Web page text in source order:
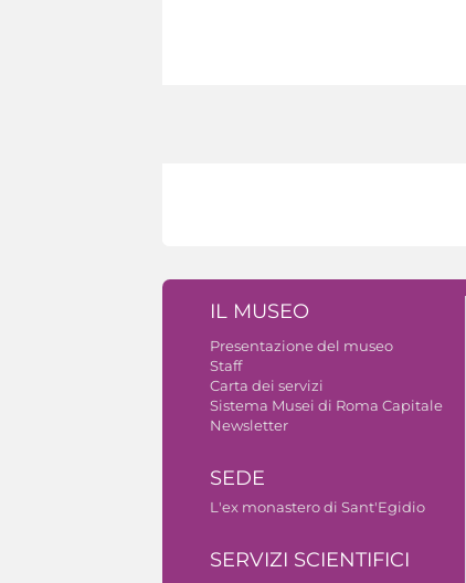
IL MUSEO
Presentazione del museo
Staff
Carta dei servizi
Sistema Musei di Roma Capitale
Newsletter
SEDE
L'ex monastero di Sant'Egidio
SERVIZI SCIENTIFICI